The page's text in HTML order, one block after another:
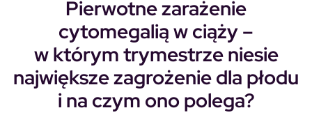
Pierwotne zarażenie
cytomegalią w ciąży –
w którym trymestrze niesie
największe zagrożenie dla płodu
i na czym ono polega?